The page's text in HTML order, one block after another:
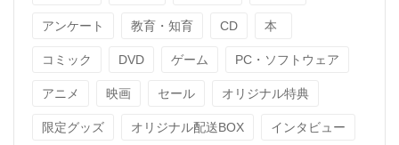
アンケート 教育・知育 CD 本
コミック DVD ゲーム PC・ソフトウェア
アニメ 映画 セール オリジナル特典
限定グッズ オリジナル配送BOX インタビュー